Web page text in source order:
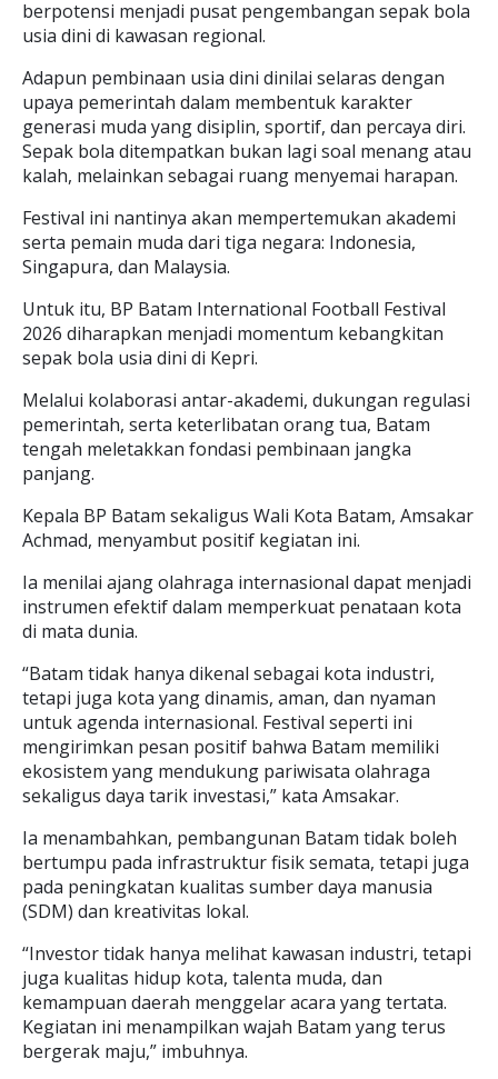
berpotensi menjadi pusat pengembangan sepak bola
usia dini di kawasan regional.
Adapun pembinaan usia dini dinilai selaras dengan
upaya pemerintah dalam membentuk karakter
generasi muda yang disiplin, sportif, dan percaya diri.
Sepak bola ditempatkan bukan lagi soal menang atau
kalah, melainkan sebagai ruang menyemai harapan.
Festival ini nantinya akan mempertemukan akademi
serta pemain muda dari tiga negara: Indonesia,
Singapura, dan Malaysia.
Untuk itu, BP Batam International Football Festival
2026 diharapkan menjadi momentum kebangkitan
sepak bola usia dini di Kepri.
Melalui kolaborasi antar-akademi, dukungan regulasi
pemerintah, serta keterlibatan orang tua, Batam
tengah meletakkan fondasi pembinaan jangka
panjang.
Kepala BP Batam sekaligus Wali Kota Batam, Amsakar
Achmad, menyambut positif kegiatan ini.
Ia menilai ajang olahraga internasional dapat menjadi
instrumen efektif dalam memperkuat penataan kota
di mata dunia.
“Batam tidak hanya dikenal sebagai kota industri,
tetapi juga kota yang dinamis, aman, dan nyaman
untuk agenda internasional. Festival seperti ini
mengirimkan pesan positif bahwa Batam memiliki
ekosistem yang mendukung pariwisata olahraga
sekaligus daya tarik investasi,” kata Amsakar.
Ia menambahkan, pembangunan Batam tidak boleh
bertumpu pada infrastruktur fisik semata, tetapi juga
pada peningkatan kualitas sumber daya manusia
(SDM) dan kreativitas lokal.
“Investor tidak hanya melihat kawasan industri, tetapi
juga kualitas hidup kota, talenta muda, dan
kemampuan daerah menggelar acara yang tertata.
Kegiatan ini menampilkan wajah Batam yang terus
bergerak maju,” imbuhnya.